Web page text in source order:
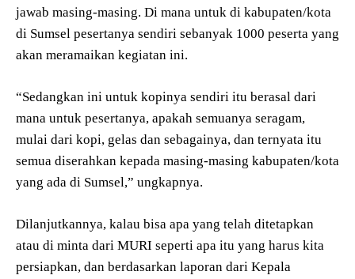
jawab masing-masing. Di mana untuk di kabupaten/kota
di Sumsel pesertanya sendiri sebanyak 1000 peserta yang
akan meramaikan kegiatan ini.
“Sedangkan ini untuk kopinya sendiri itu berasal dari
mana untuk pesertanya, apakah semuanya seragam,
mulai dari kopi, gelas dan sebagainya, dan ternyata itu
semua diserahkan kepada masing-masing kabupaten/kota
yang ada di Sumsel,” ungkapnya.
Dilanjutkannya, kalau bisa apa yang telah ditetapkan
atau di minta dari MURI seperti apa itu yang harus kita
persiapkan, dan berdasarkan laporan dari Kepala